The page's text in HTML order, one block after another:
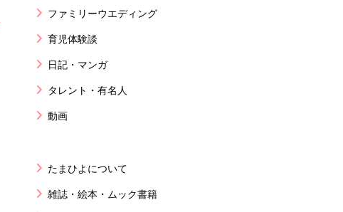
ファミリーウエディング
育児体験談
日記・マンガ
タレント・有名人
動画
たまひよについて
雑誌・絵本・ムック書籍